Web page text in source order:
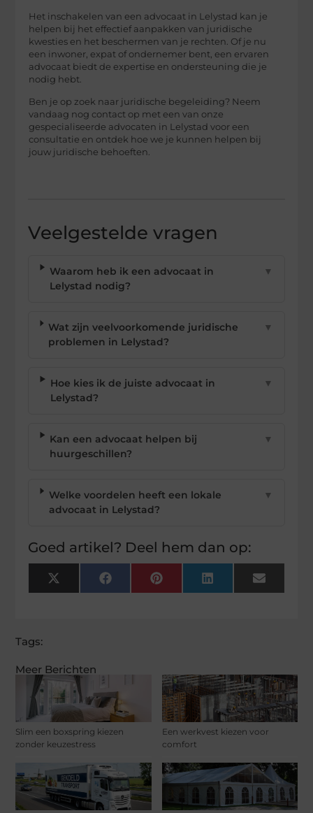
Meer Berichten
Slim een boxspring kiezen
zonder keuzestress
Een werkvest kiezen voor
comfort
Het inschakelen van een advocaat in Lelystad kan je
helpen bij het effectief aanpakken van juridische
kwesties en het beschermen van je rechten. Of je nu
een inwoner, expat of ondernemer bent, een ervaren
advocaat biedt de expertise en ondersteuning die je
nodig hebt.
Ben je op zoek naar juridische begeleiding? Neem
vandaag nog contact op met een van onze
gespecialiseerde advocaten in Lelystad voor een
consultatie en ontdek hoe we je kunnen helpen bij
jouw juridische behoeften.
Veelgestelde vragen
Waarom heb ik een advocaat in
Lelystad nodig?
▼
Wat zijn veelvoorkomende juridische
problemen in Lelystad?
▼
Hoe kies ik de juiste advocaat in
Lelystad?
▼
Kan een advocaat helpen bij
huurgeschillen?
▼
Welke voordelen heeft een lokale
advocaat in Lelystad?
▼
Goed artikel? Deel hem dan op:
X
(Twitter)
FacebookPinterest LinkedIn Email
Tags: